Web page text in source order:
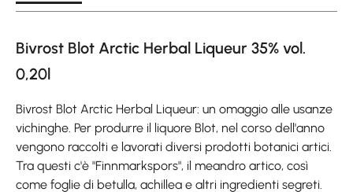
Bivrost Blot Arctic Herbal Liqueur 35% vol.
0,20l
Bivrost Blot Arctic Herbal Liqueur: un omaggio alle usanze
vichinghe. Per produrre il liquore Blot, nel corso dell'anno
vengono raccolti e lavorati diversi prodotti botanici artici.
Tra questi c'è "Finnmarkspors", il meandro artico, così
come foglie di betulla, achillea e altri ingredienti segreti.